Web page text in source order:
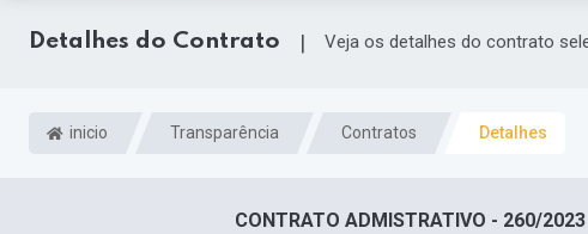
Detalhes do Contrato | Veja os detalhes do contrato
inicio Transparência Contratos Detalhes
CONTRATO ADMISTRATIVO - 260/2023